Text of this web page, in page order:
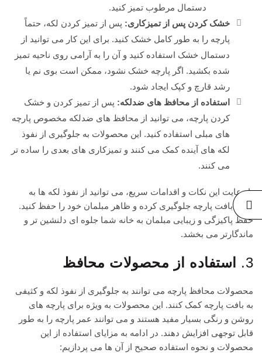
دستمال مرطوب تمیز کنید.
خشک کردن پس از تمیزکاری: پس از تمیز کردن لکه، حتماً
پارچه را به طور کامل خشک کنید. برای این کار می توانید از
دستمال خشک استفاده کنید و آن را به آرامی روی ناحیه تمیز
شده بکشید. اگر پارچه خشک نشود، ممکن است بوی نم یا
رشد قارچ و کپک ایجاد شود.
استفاده از محافظ های ضدلکه: پس از تمیز کردن و خشک
کردن پارچه، می توانید از محافظ های ضدلکه مخصوص پارچه
های مبلی استفاده کنید. این محصولات به جلوگیری از نفوذ
لکه های آینده کمک می کنند و تمیزکاری های بعدی را ساده تر
می کنند.
با رعایت این نکات و اقدامات سریع، می توانید از نفوذ لکه ها به
داخل بافت پارچه جلوگیری کرده و ظاهر مبلمان خود را حفظ کنید.
حفظ پاکیزگی و زیبایی مبلمان به خانه شما جلوه ای دلنشین تر و
ماندگارتر می بخشد.
3. استفاده از محصولات محافظ
محصولات محافظ پارچه می توانند به جلوگیری از نفوذ لکه و کثیفی
به بافت پارچه کمک کنند. این محصولات به ویژه برای پارچه های
روشن و رنگی بسیار مفید هستند و می توانند عمر پارچه را به طور
قابل توجهی افزایش دهند. در ادامه به مزایای استفاده از این
محصولات و نحوه استفاده صحیح از آن ها می پردازیم: